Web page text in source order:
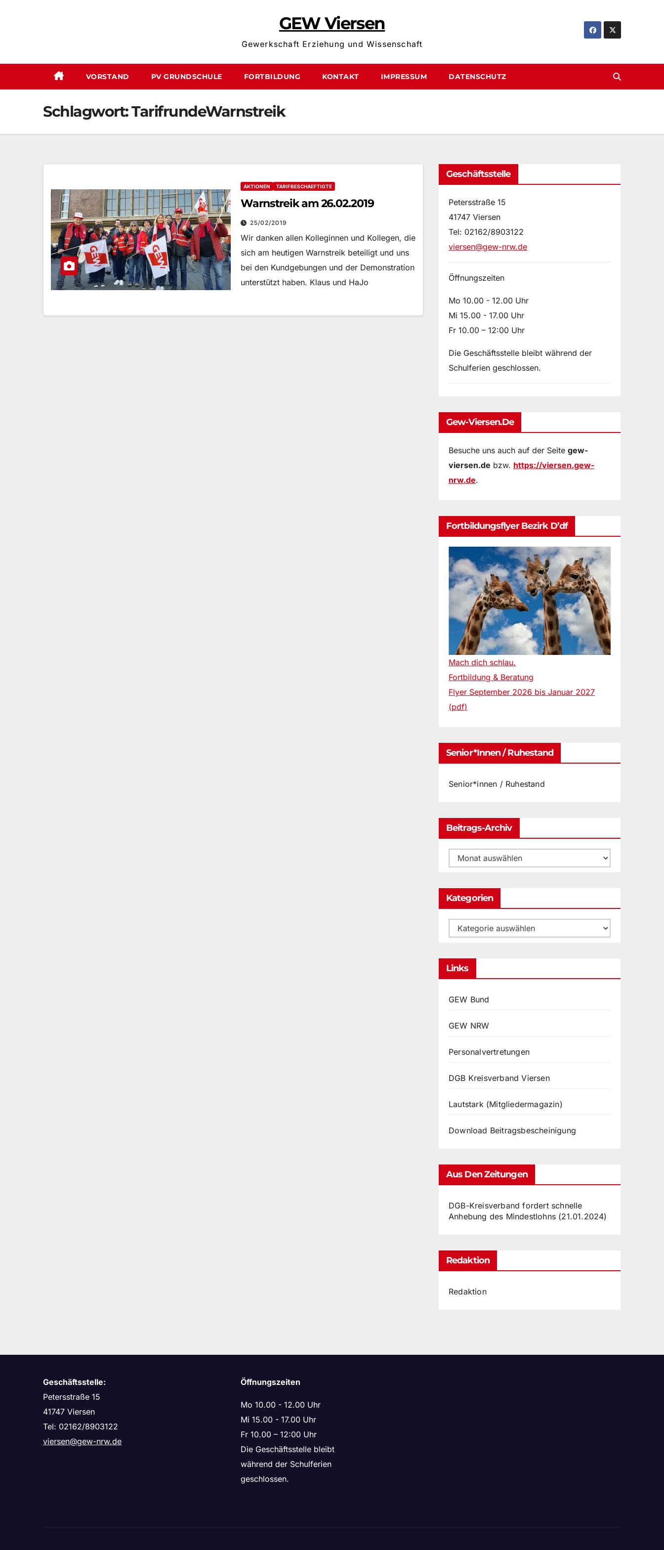
GEW Viersen
Gewerkschaft Erziehung und Wissenschaft
VORSTAND PV GRUNDSCHULE FORTBILDUNG KONTAKT IMPRESSUM DATENSCHUTZ
Schlagwort:TarifrundeWarnstreik
AKTIONEN TARIFBESCHAEFTIGTE
Warnstreik am 26.02.2019
25/02/2019
Wir danken allen Kolleginnen und Kollegen, die
sich am heutigen Warnstreik beteiligt und uns
bei den Kundgebungen und der Demonstration
unterstützt haben. Klaus und HaJo
Geschäftsstelle
Petersstraße 15
41747 Viersen
Tel: 02162/8903122
viersen@gew-nrw.de
Öffnungszeiten
Mo 10.00 - 12.00 Uhr
Mi 15.00 - 17.00 Uhr
Fr 10.00 – 12:00 Uhr
Die Geschäftsstelle bleibt während der
Schulferien geschlossen.
Gew-Viersen.de
Besuche uns auch auf der Seite gew-
viersen.de bzw. https://viersen.gew-
nrw.de.
Fortbildungsflyer Bezirk D’df
Mach dich schlau.
Fortbildung & Beratung
Flyer September 2026 bis Januar 2027
(pdf)
Senior*innen / Ruhestand
Senior*innen / Ruhestand
Beitrags-Archiv
Beitrags-
Archiv
Kategorien
Kategorien
Links
GEW Bund
GEW NRW
Personalvertretungen
DGB Kreisverband Viersen
Lautstark (Mitgliedermagazin)
Download Beitragsbescheinigung
Aus Den Zeitungen
DGB-Kreisverband fordert schnelle
Anhebung des Mindestlohns (21.01.2024)
Redaktion
Redaktion
Geschäftsstelle:
Petersstraße 15
41747 Viersen
Tel: 02162/8903122
viersen@gew-nrw.de
Öffnungszeiten
Mo 10.00 - 12.00 Uhr
Mi 15.00 - 17.00 Uhr
Fr 10.00 – 12:00 Uhr
Die Geschäftsstelle bleibt
während der Schulferien
geschlossen.